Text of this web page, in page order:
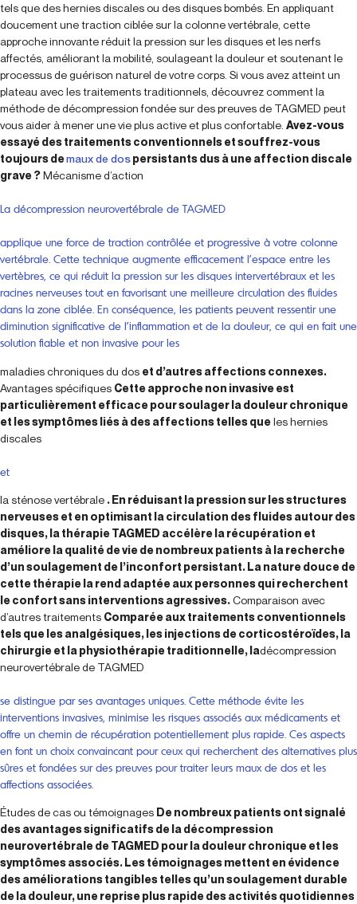
tels que des hernies discales ou des disques bombés. En appliquant
doucement une traction ciblée sur la colonne vertébrale, cette
approche innovante réduit la pression sur les disques et les nerfs
affectés, améliorant la mobilité, soulageant la douleur et soutenant le
processus de guérison naturel de votre corps. Si vous avez atteint un
plateau avec les traitements traditionnels, découvrez comment la
méthode de décompression fondée sur des preuves de TAGMED peut
vous aider à mener une vie plus active et plus confortable. Avez-vous
essayé des traitements conventionnels et souffrez-vous
toujours demaux de dospersistants dus à une affection discale
grave ?Mécanisme d’action
La décompression neurovertébrale de TAGMED
applique une force de traction contrôlée et progressive à votre colonne
vertébrale. Cette technique augmente efficacement l’espace entre les
vertèbres, ce qui réduit la pression sur les disques intervertébraux et les
racines nerveuses tout en favorisant une meilleure circulation des fluides
dans la zone ciblée. En conséquence, les patients peuvent ressentir une
diminution significative de l’inflammation et de la douleur, ce qui en fait une
solution fiable et non invasive pour les
maladies chroniques du dos et d’autres affections connexes.
Avantages spécifiques Cette approche non invasive est
particulièrement efficace pour soulager la douleur chronique
et les symptômes liés à des affections telles queles hernies
discales
et
la sténose vertébrale . En réduisant la pression sur les structures
nerveuses et en optimisant la circulation des fluides autour des
disques, la thérapie TAGMED accélère la récupération et
améliore la qualité de vie de nombreux patients à la recherche
d’un soulagement de l’inconfort persistant. La nature douce de
cette thérapie la rend adaptée aux personnes qui recherchent
le confort sans interventions agressives.Comparaison avec
d’autres traitements Comparée aux traitements conventionnels
tels que les analgésiques, les injections de corticostéroïdes, la
chirurgie et la physiothérapie traditionnelle, ladécompression
neurovertébrale de TAGMED
se distingue par ses avantages uniques. Cette méthode évite les
interventions invasives, minimise les risques associés aux médicaments et
offre un chemin de récupération potentiellement plus rapide. Ces aspects
en font un choix convaincant pour ceux qui recherchent des alternatives plus
sûres et fondées sur des preuves pour traiter leurs maux de dos et les
affections associées.
Études de cas ou témoignages De nombreux patients ont signalé
des avantages significatifs de la décompression
neurovertébrale de TAGMED pour la douleur chronique et les
symptômes associés. Les témoignages mettent en évidence
des améliorations tangibles telles qu’un soulagement durable
de la douleur, une reprise plus rapide des activités quotidiennes